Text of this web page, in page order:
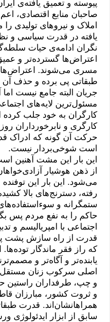
پیوسته و تعمیق یافته‌ی
صاحبان منابع اقتصادی،
املاک و نیروهای تولیدی را
یافته در قدرت سیاسی و
نگران ادامه‌ی حیات
اعتراض‌ها گسترده‌تر و
مسری می‌شوند. اعتراض‌ها
طبقاتی پی برده و حذف
جریان البته جامع نیست
مسئول‌ترین لایه‌های
کارگران به خود جلب
کارگری و نابرخورداران
حرکت آن گونه که ادراک
است شوخی‌بردار نیست.
این بار این مشت آهنین
از ذهن هوشیار
می‌شود. این بار این
رفته، دسترنج‌های بالا
ستمگرانه و
حاکم را به نفع مردم پس
اجتماعی با امپریالیسم و
قدرت از راه سازش پشت
که راز فقر ماندگار
یابنده‌تر و آگاه‌تر و
اصلی سرکوب زنان مستقل
و چپ، طرفداران راستین
و ثروت کشور، مبارزان
همراهانشان‌اند. قدرت
سابق از ابزار ایدئولوژی